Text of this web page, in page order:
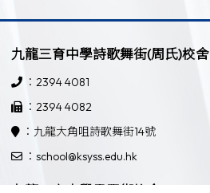
九龍三育中學詩歌舞街(周氏)校舍
：2394 4081
：2394 4082
：九龍大角咀詩歌舞街14號
：school@ksyss.edu.hk